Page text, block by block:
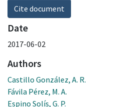
Cite document
Date
2017-06-02
Authors
Castillo González, A. R.
Fávila Pérez, M. A.
Espino Solís, G. P.